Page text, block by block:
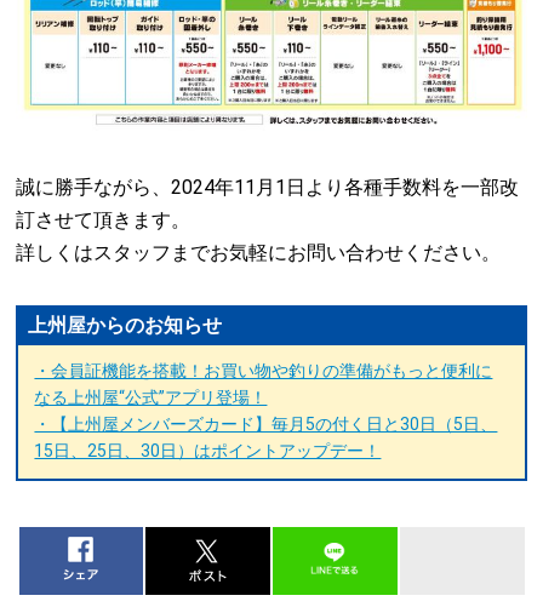
誠に勝手ながら、2024年11月1日より各種手数料を一部改
訂させて頂きます。
詳しくはスタッフまでお気軽にお問い合わせください。
上州屋からのお知らせ
・会員証機能を搭載！お買い物や釣りの準備がもっと便利に
なる上州屋“公式”アプリ登場！
・【上州屋メンバーズカード】毎月5の付く日と30日（5日、
15日、25日、30日）はポイントアップデー！